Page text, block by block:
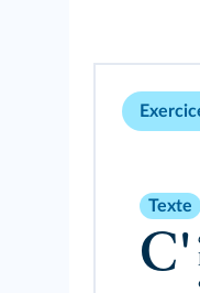
Texte
C'était un immense labyrinthe de branches humides et tortueuses.